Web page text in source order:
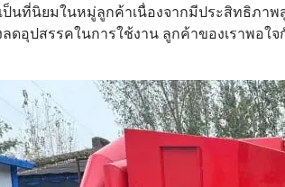
ป็นที่นิยมในหมู่ลูกค้าเนื่องจากมีประสิทธิภา
ดอุปสรรคในการใช้งาน ลูกค้าของเราพอ